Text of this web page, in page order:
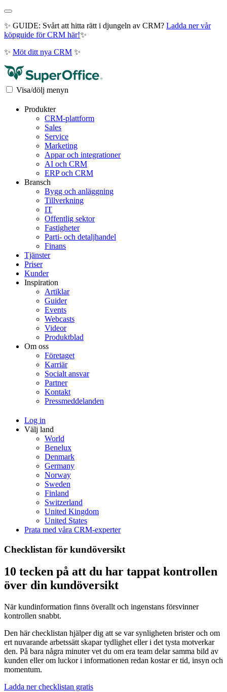
✨ GUIDE: Svårt att hitta rätt i djungeln av CRM? Ladda ner vår
köpguide för CRM här!✨
✨ Möt ditt nya CRM ✨
Visa/dölj menyn
Produkter
CRM-plattform
Sales
Service
Marketing
Appar och integrationer
AI och CRM
ERP och CRM
Bransch
Bygg och anläggning
Tillverkning
IT
Offentlig sektor
Fastigheter
Parti- och detaljhandel
Finans
Tjänster
Priser
Kunder
Inspiration
Artiklar
Guider
Events
Webcasts
Videor
Produktblad
Om oss
Företaget
Karriär
Socialt ansvar
Partner
Kontakt
Pressmeddelanden
Log in
Välj land
World
Benelux
Denmark
Germany
Norway
Sweden
Finland
Switzerland
United Kingdom
United States
Prata med våra CRM-experter
Checklistan för kundöversikt
10 tecken på att du har tappat kontrollen
över din kundöversikt
När kundinformation finns överallt och ingenstans försvinner
kontrollen snabbt.
Den här checklistan hjälper dig att se var synligheten brister och om
ert nuvarande arbetssätt skapar tydlighet eller i det tysta motverkar
den. På bara några minuter vet du om era team delar samma bild av
kunden eller om luckor i informationen redan kostar er tid, insyn och
momentum.
Ladda ner checklistan gratis